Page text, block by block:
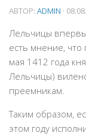
АВТОР: ADMIN ·
Лельчицы
есть мнение,
мая 1412 года
Лельчицы)
преемникам.
Таким образом,
этом году